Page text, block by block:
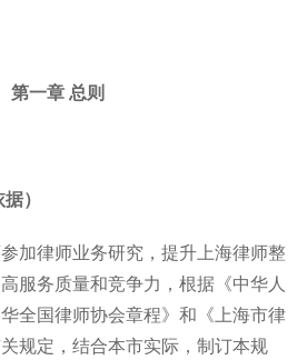
第一章 总则
）
加律师业务研究，提升上海律师整
服务质量和竞争力，根据《中华人
全国律师协会章程》和《上海市律
规定，结合本市实际，制订本规